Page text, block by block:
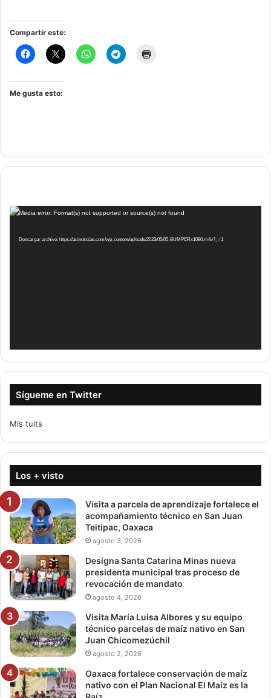
Compartir este:
Me gusta esto:
Reproductor
vídeo
Media error: Format(s) not supported or source(s) not found
Descargar archivo: https://acinoticias.com/wp-content/uploads/2023/05/05-BUMPERx1080.m4v?_=1
Sígueme en Twitter
Mis tuits
Los + visto
Visita a parcela de aprendizaje fortalece el
acompañamiento técnico en San Juan
Teitipac, Oaxaca
agosto 3, 2026
Designa Santa Catarina Minas nueva
presidenta municipal tras proceso de
revocación de mandato
agosto 4, 2026
Visita María Luisa Albores y su equipo
técnico parcelas de maíz nativo en San
Juan Chicomezúchil
agosto 2, 2026
Oaxaca fortalece conservación de maíz
nativo con el Plan Nacional El Maíz es la